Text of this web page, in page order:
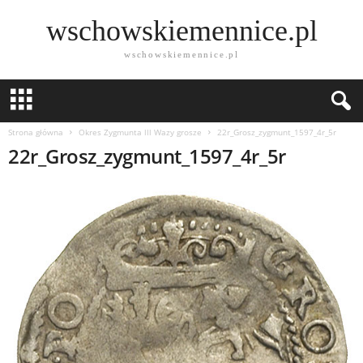
wschowskiemennice.pl
wschowskiemennice.pl
Strona główna Okres Zygmunta lll Wazy grosze 22r_Grosz_zygmunt_1597_4r_5r
22r_Grosz_zygmunt_1597_4r_5r